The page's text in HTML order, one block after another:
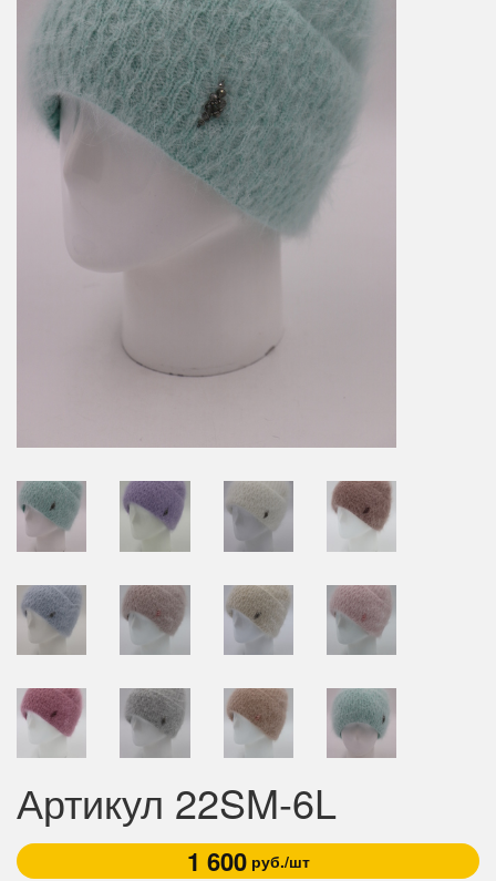
Артикул 22SM-6L
1 600руб./шт